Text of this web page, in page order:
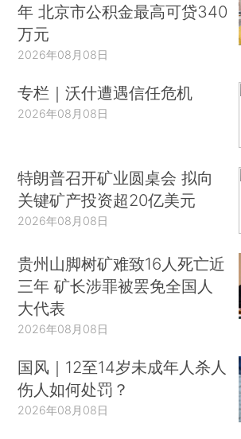
年 北京市公积金最高可贷340
万元
2026年08月08日
专栏｜沃什遭遇信任危机
2026年08月08日
特朗普召开矿业圆桌会 拟向
关键矿产投资超20亿美元
2026年08月08日
贵州山脚树矿难致16人死亡近
三年 矿长涉罪被罢免全国人
大代表
2026年08月08日
国风｜12至14岁未成年人杀人
伤人如何处罚？
2026年08月08日